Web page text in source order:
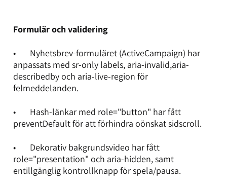
Formulär och validering
• Nyhetsbrev-formuläret (ActiveCampaign) har
anpassats med sr-only labels, aria-invalid,aria-
describedby och aria-live-region för
felmeddelanden.
• Hash-länkar med role="button" har fått
preventDefault för att förhindra oönskat sidscroll.
• Dekorativ bakgrundsvideo har fått
role="presentation" och aria-hidden, samt
entillgänglig kontrollknapp för spela/pausa.